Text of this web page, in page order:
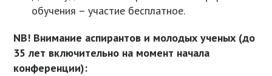
обучения – участие бесплатное.
NB! Внимание аспирантов и молодых ученых (до
35 лет включительно на момент начала
конференции):